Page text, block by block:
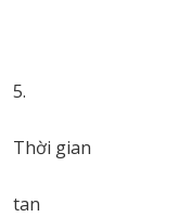
Thời gian
tan